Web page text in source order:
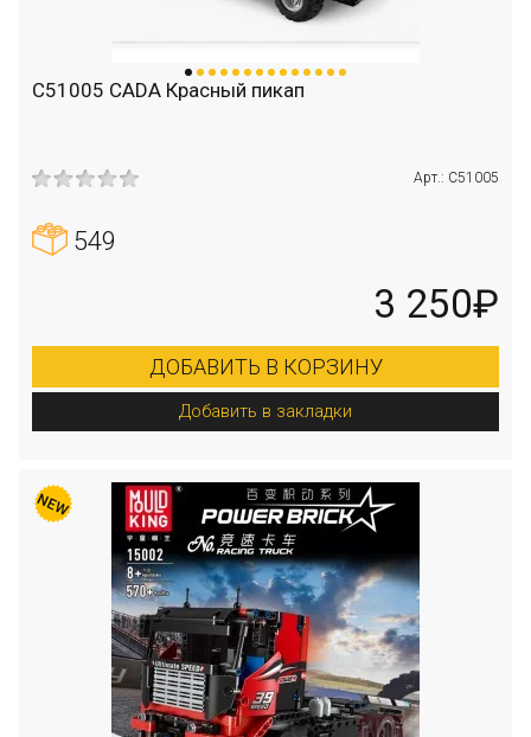
C51005 CADA Красный пикап
Арт.: C51005
549
3 250₽
ДОБАВИТЬ В КОРЗИНУ
Добавить в закладки